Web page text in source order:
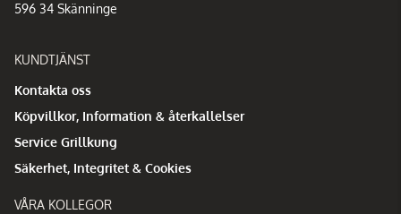
596 34 Skänninge
KUNDTJÄNST
Kontakta oss
Köpvillkor, Information & återkallelser
Service Grillkung
Säkerhet, Integritet & Cookies
VÅRA KOLLEGOR